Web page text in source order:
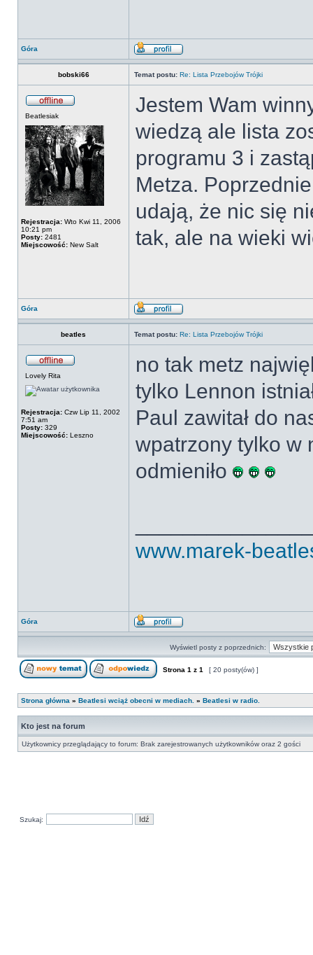
Góra
bobski66 Temat postu: Re: Lista Przebojów Trójki
Beatlesiak
Rejestracja: Wto Kwi 11, 2006
10:21 pm
Posty: 2481
Miejscowość: New Salt
Jestem Wam
wiedzą ale lista
programu 3 i
Metza.
udają, że nic się
tak, ale na wieki
Góra
beatles Temat postu: Re: Lista Przebojów Trójki
Lovely Rita
Rejestracja: Czw Lip 11, 2002
7:51 am
Posty: 329
Miejscowość: Leszno
no tak metz
tylko Lennon
Paul zawitał do
wpatrzony tylko w
odmieniło
www.marek-
Góra
Wyświetl posty z poprzednich:
Strona 1 z 1 [ 20 posty(ów) ]
Strona główna » Beatlesi wciąż obecni w mediach. » Beatlesi w radio.
Kto jest na forum
Użytkownicy przeglądający to forum: Brak zarejestrowanych użytkowników oraz 2 gości
Szukaj: